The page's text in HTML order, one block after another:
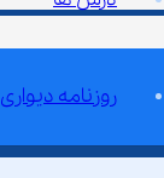
روزنامه دیواری